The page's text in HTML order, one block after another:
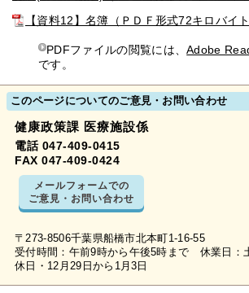
【資料12】名簿（ＰＤＦ形式72キロバイト
PDFファイルの閲覧には、Adobe
です。
このページについてのご意見・お問い合わせ
健康政策課 医療施設係
電話 047-409-0415
FAX 047-409-0424
メールフォームでの
ご意見・お問い合わせ
〒273-8506千葉県船橋市北本町1-16-55
受付時間：午前9時から午後5時まで 休業日：
休日・12月29日から1月3日